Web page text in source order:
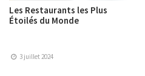
Les Restaurants les Plus
Étoilés du Monde
3 juillet 2024